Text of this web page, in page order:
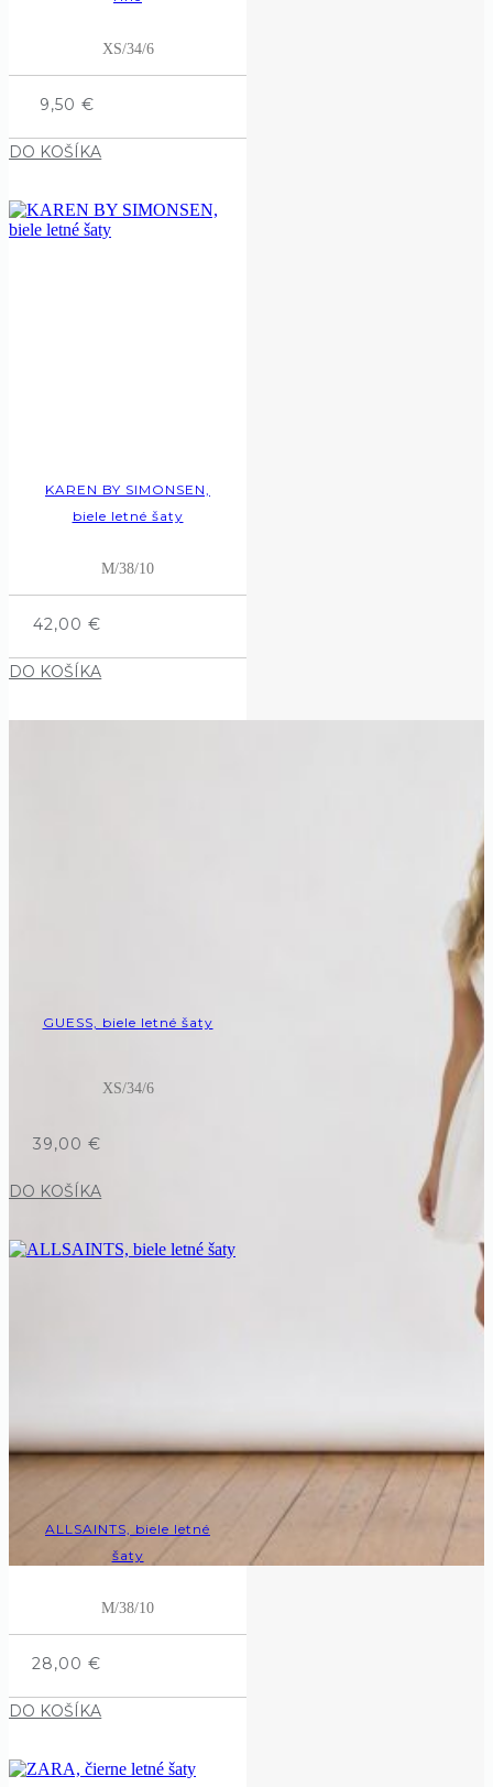
XS/34/6
9,50 €
DO KOŠÍKA
KAREN BY SIMONSEN,
biele letné šaty
M/38/10
42,00 €
DO KOŠÍKA
GUESS, biele letné šaty
XS/34/6
39,00 €
DO KOŠÍKA
ALLSAINTS, biele letné
šaty
M/38/10
28,00€
DO KOŠÍKA